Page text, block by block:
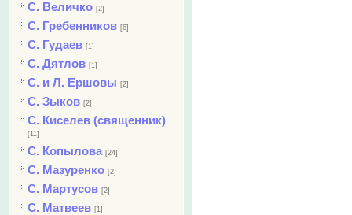
С. Величко [2]
С. Гребенников [6]
С. Гудаев [1]
С. Дятлов [1]
С. и Л. Ершовы [2]
С. Зыков [2]
С. Киселев (священник)
[11]
С. Копылова [24]
С. Мазуренко [2]
С. Мартусов [2]
С. Матвеев [1]